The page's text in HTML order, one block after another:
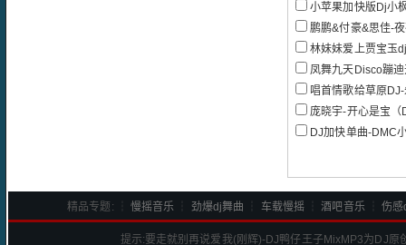
小苹果加快版Dj小
鹏鹏&付豪&思佳-
林妹妹爱上贾宝玉
凤舞九天Disco蹦
唱首情歌给草原DJ-
庞晓宇-开心是宝（
DJ加快单曲-DMC
精品专题: ┆ 慢摇音乐 劲爆dj舞曲 车载慢摇 ┆酒吧音乐┆伤感
提示:要走就别再说爱我(刚辉)-DJ鸭仔王子MixMP3为DJ原